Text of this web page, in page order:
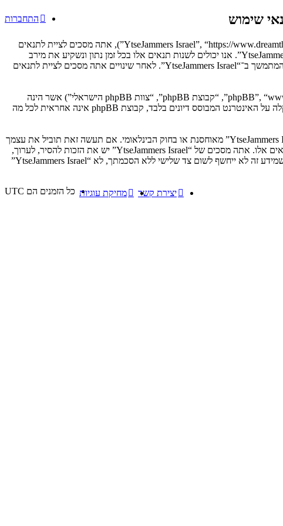
התחברות
בעת הגישה אל “YtseJammers Israel” (להלן “אנחנו”, “אותנו”, “שלנו”, “YtseJammers Israel”, “https://www.dreamtheater.co.il/forums”), אתה מסכים לציית לתנאים
הבאים. אם אינך מסכים לציית לכל התנאים הבאים, אנא אל תיגש ו/או תשתמש ב־“YtseJammers Israel”. אנו יכולים לשנות תנאים אלו בכל זמן נתון ונשקיע את מירב
מאמצינו כדי לידע אותך, אך יהיה זה נבון מצידך לסקור תנאים אלו בקביעות כחלק מהשימוש המתמשך ב־“YtseJammers Israel”. לאחר שינויים אתה מסכים לציית לתנאים
הפורומים שלנו מבוססים על phpBB (להלן “הם”, “אותם”, “שלהם”, “מערכת phpBB”, “www.phpbb.co.il”, “קבוצת phpBB”, “צוות phpBB הישראלי”) אשר הינה
. מערכת phpBB מקלה על האינטרנט המבוסס דיונים בלבד, קבוצת phpBB אינה אחראית לכל מה
אתה מסכים לא לשלוח דברים גסים, גזעניים, אלימים, פוגעים, בלתי חוקיים או כל חומר אחר אשר שנוי במחלוקת במדינה שלך, במדינה בה “YtseJammers Israel” מאוחסנת או בחוק הבינלאומי. אם תעשה זאת תוביל את עצמך
לחסימה מיידית ולצמיתות, עם הודעה לספק שירות האינטרנט אם זה יראה לנו דרוש. כתובות ה־IP של כל ההודעות נשמרות כדי לעזור בכפיית תנאים אלו. אתה מסכים של “YtseJammers Israel” יש את הזכות להסיר, לערוך,
להעביר או לסגור כל נושא בכל זמן נתון הנראה לנו מתאים. בתור משתמש אתה מסכים שכל המידע אשר אתה מזין יאוחסן בבסיס הנתונים. בעוד שמידע זה לא ייחשף לשום צד שלישי ללא הסכמתך, לא “YtseJammers Israel”
כל הזמנים הם UTC מחיקת עוגיות יצירת קשר